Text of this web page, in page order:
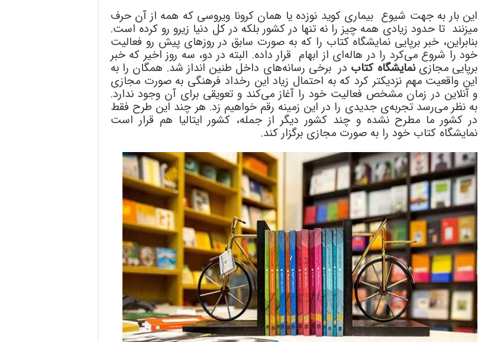
این بار به جهت شیوع بیماری کوید نوزده یا همان کرونا ویروسی که همه از آن حرف
میزنند تا حدود زیادی همه چیز را نه تنها در کشور بلکه در کل دنیا زیرو رو کرده است.
بنابراین، خبر برپایی نمایشگاه کتاب را که به صورت سابق در روزهای پیش رو فعالیت
خود را شروع می‌کرد را در هاله‌ای از ابهام قرار داده. البته در دو، سه روز اخیر که خبر
برپایی مجازینمایشگاه کتاب در برخی رسانه‌های داخل طنین انداز شد. همگان را به
این واقعیت مهم نزدیکتر کرد که به احتمال زیاد این رخداد فرهنگی به صورت مجازی
و آنلاین در زمان مشخص فعالیت خود را آغاز می‌کند و تعویقی برای آن وجود ندارد.
به نظر می‌رسد تجربه‌ی جدیدی را در این زمینه رقم خواهیم زد. هر چند این طرح فقط
در کشور ما مطرح نشده و چند کشور دیگر از جمله، کشور ایتالیا هم قرار است
نمایشگاه کتاب خود را به صورت مجازی برگزار کند.